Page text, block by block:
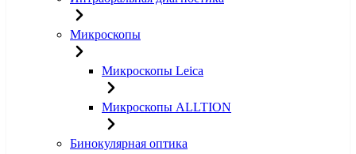
Микроскопы
Микроскопы Leica
Микроскопы ALLTION
Бинокулярная оптика